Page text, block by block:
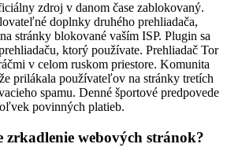
zdroj v danom čase zablokovaný.
doplnky druhého prehliadača,
stránky blokované vaším ISP. Plugin sa
ktorý používate. Prehliadač Tor
v celom ruskom priestore. Komunita
prilákala používateľov na stránky tretích
spamu. Denné športové predpovede
povinných platieb.
zrkadlenie webových stránok?